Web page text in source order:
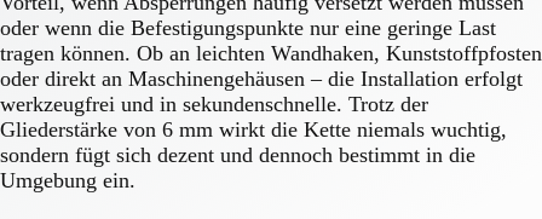
oder wenn die Befestigungspunkte nur eine geringe Last
tragen können. Ob an leichten Wandhaken, Kunststoffpfosten
oder direkt an Maschinengehäusen – die Installation erfolgt
werkzeugfrei und in sekundenschnelle. Trotz der
Gliederstärke von 6 mm wirkt die Kette niemals wuchtig,
sondern fügt sich dezent und dennoch bestimmt in die
Umgebung ein.